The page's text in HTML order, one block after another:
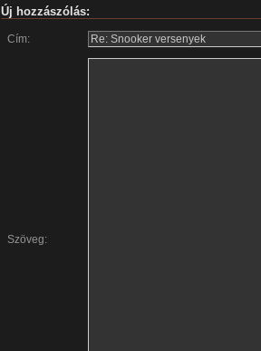
Új hozzászólás:
Cím:
Szöveg: